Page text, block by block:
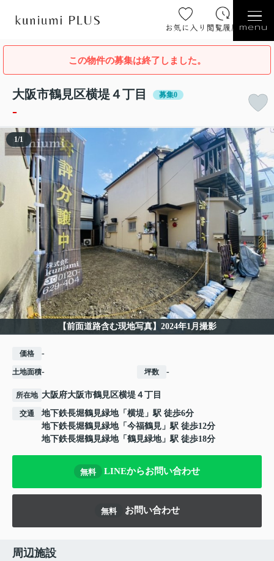
お気に入り 閲覧履歴 menu
この物件の募集は終了しました。
大阪市鶴見区横堤４丁目 募集0
-
【前面道路含む現地写真】2024年1月撮影
1/1
価格 -
土地面積- 坪数 -
所在地 大阪府大阪市鶴見区横堤 ４丁目
交通 地下鉄長堀鶴見緑地「 横堤 」駅 徒歩6分
地下鉄長堀鶴見緑地「 今福鶴見 」駅 徒歩12分
地下鉄長堀鶴見緑地「 鶴見緑地」駅 徒歩18分
無料 LINEからお問い合わせ
無料 お問い合わせ
周辺施設